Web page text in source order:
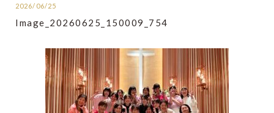
2026/06/25
Image_20260625_150009_754